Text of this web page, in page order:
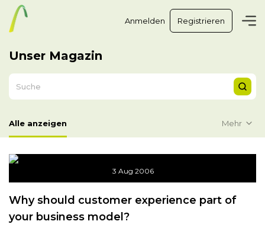
Anmelden Registrieren
Unser Magazin
Alle anzeigen Mehr
3 Aug 2006
Why should customer experience part of
your business model?